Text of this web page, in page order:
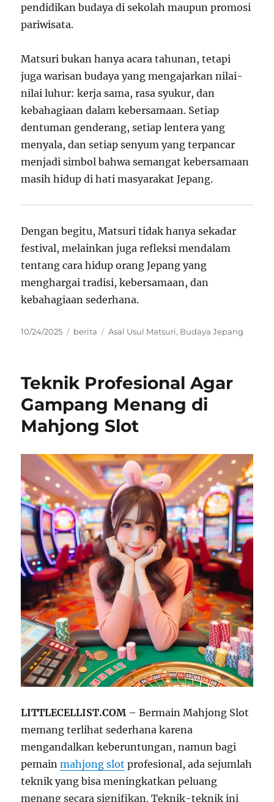
pendidikan budaya di sekolah maupun promosi
pariwisata.
Matsuri bukan hanya acara tahunan, tetapi
juga warisan budaya yang mengajarkan nilai-
nilai luhur: kerja sama, rasa syukur, dan
kebahagiaan dalam kebersamaan. Setiap
dentuman genderang, setiap lentera yang
menyala, dan setiap senyum yang terpancar
menjadi simbol bahwa semangat kebersamaan
masih hidup di hati masyarakat Jepang.
Dengan begitu, Matsuri tidak hanya sekadar
festival, melainkan juga refleksi mendalam
tentang cara hidup orang Jepang yang
menghargai tradisi, kebersamaan, dan
kebahagiaan sederhana.
Posted
10/24/2025 Categories
berita Tags
Asal Usul Matsuri, Budaya Jepang
Teknik Profesional Agar
Gampang Menang di
Mahjong Slot
LITTLECELLIST.COM – Bermain Mahjong Slot
memang terlihat sederhana karena
mengandalkan keberuntungan, namun bagi
pemainmahjong slot profesional, ada sejumlah
teknik yang bisa meningkatkan peluang
menang secara signifikan. Teknik-teknik ini